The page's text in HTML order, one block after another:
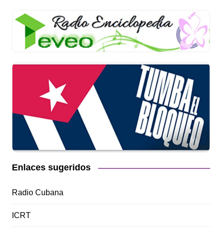
Enlaces sugeridos
Radio Cubana
ICRT